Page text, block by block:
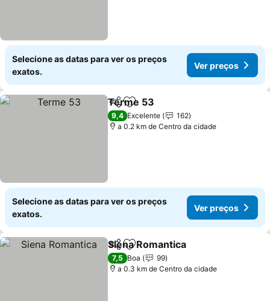
Selecione as datas para ver os preços
exatos.
Ver preços
PartilharAdicionar aos favoritos
Terme 53
9,4 Excelente
162
a 0.2 km de Centro da cidade
Selecione as datas para ver os preços
exatos.
Ver preços
PartilharAdicionar aos favoritos
Siena Romantica
7,5 Boa
99
a 0.3 km de Centro da cidade